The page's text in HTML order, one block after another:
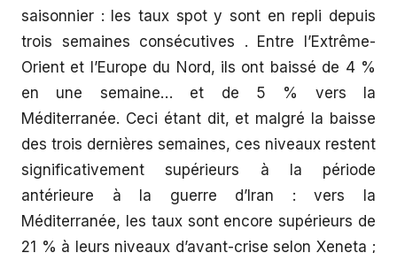
saisonnier : les taux spot y sont en repli depuis
trois semaines consécutives . Entre l’Extrême-
Orient et l’Europe du Nord, ils ont baissé de 4 %
en une semaine… et de 5 % vers la
Méditerranée. Ceci étant dit, et malgré la baisse
des trois dernières semaines, ces niveaux restent
significativement supérieurs à la période
antérieure à la guerre d’Iran : vers la
Méditerranée, les taux sont encore supérieurs de
21 % à leurs niveaux d’avant-crise selon Xeneta ;